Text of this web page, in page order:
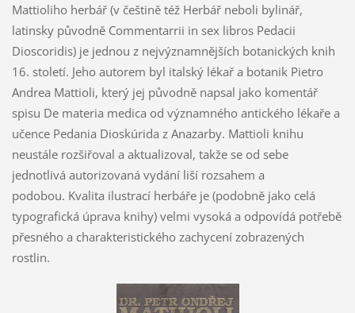
Mattioliho herbář (v češtině též Herbář neboli bylinář,
latinsky původně Commentarrii in sex libros Pedacii
Dioscoridis) je jednou z nejvýznamnějších botanických knih
16. století. Jeho autorem byl italský lékař a botanik Pietro
Andrea Mattioli, který jej původně napsal jako komentář
spisu De materia medica od významného antického lékaře a
učence Pedania Dioskúrida z Anazarby. Mattioli knihu
neustále rozšiřoval a aktualizoval, takže se od sebe
jednotlivá autorizovaná vydání liší rozsahem a
podobou. Kvalita ilustrací herbáře je (podobně jako celá
typografická úprava knihy) velmi vysoká a odpovídá potřebě
přesného a charakteristického zachycení zobrazených
rostlin.